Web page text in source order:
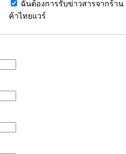
ฉันต้องการรับข่าวสารจากร้าน
ค้าไทยแวร์